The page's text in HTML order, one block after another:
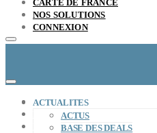
CARTE DE FRANCE
NOS SOLUTIONS
CONNEXION
CONCEPT
LE MAG
ENTREPRISES A REPRENDRE
ACTUALITES
ACTUS
BASE DES DEALS